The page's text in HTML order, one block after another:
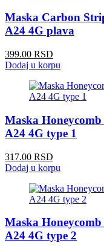
Maska Carbon
A24 4G plava
399.00 RSD
Dodaj u korpu
Maska
A24 4G type 1
317.00 RSD
Dodaj u korpu
Maska
A24 4G type 2